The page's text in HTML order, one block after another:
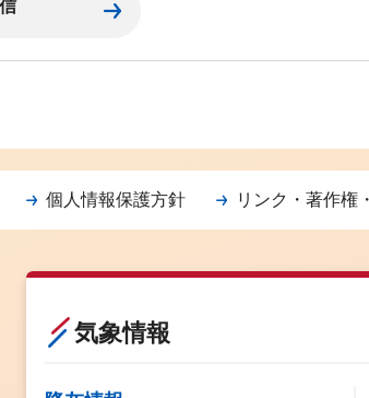
個人情報保護方針 リンク・著作権
気象情報